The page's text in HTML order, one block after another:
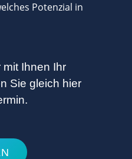
Potenzial in
Ihnen Ihr
Sie gleich hier